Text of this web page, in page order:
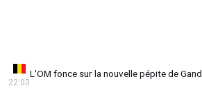
L'OM fonce sur la nouvelle pépite de Gand
22:03